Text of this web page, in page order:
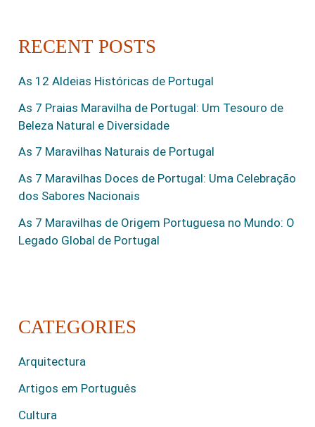
RECENT POSTS
As 12 Aldeias Históricas de Portugal
As 7 Praias Maravilha de Portugal: Um Tesouro de
Beleza Natural e Diversidade
As 7 Maravilhas Naturais de Portugal
As 7 Maravilhas Doces de Portugal: Uma Celebração
dos Sabores Nacionais
As 7 Maravilhas de Origem Portuguesa no Mundo: O
Legado Global de Portugal
CATEGORIES
Arquitectura
Artigos em Português
Cultura